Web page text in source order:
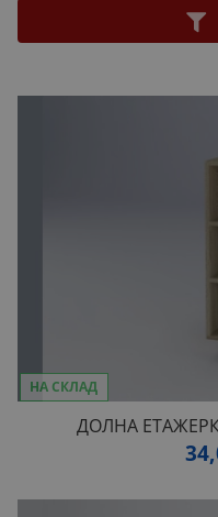
НА СКЛАД
ДОЛНА